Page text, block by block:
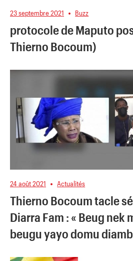
23 septembre 2021 Buzz
protocole de Maputo
Thierno Bocoum)
24 août 2021 Actualités
Thierno Bocoum tacle
Diarra Fam : « Beug nek
beugu yayo domu